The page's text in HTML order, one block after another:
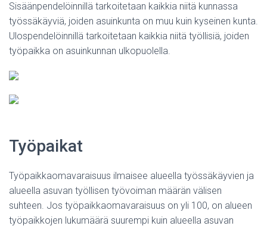
Sisäänpendelöinnillä tarkoitetaan kaikkia niitä kunnassa
työssäkäyviä, joiden asuinkunta on muu kuin kyseinen kunta.
Ulospendelöinnillä tarkoitetaan kaikkia niitä työllisiä, joiden
työpaikka on asuinkunnan ulkopuolella.
Työpaikat
Työpaikkaomavaraisuus ilmaisee alueella työssäkäyvien ja
alueella asuvan työllisen työvoiman määrän välisen
suhteen. Jos työpaikkaomavaraisuus on yli 100, on alueen
työpaikkojen lukumäärä suurempi kuin alueella asuvan